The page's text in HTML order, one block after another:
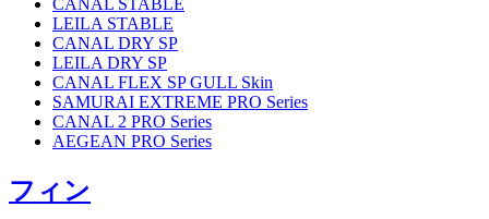
LEILA STABLE
CANAL DRY SP
LEILA DRY SP
CANAL FLEX SP GULL Skin
SAMURAI EXTREME PRO Series
CANAL 2 PRO Series
AEGEAN PRO Series
フィン